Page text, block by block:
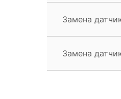
Замена
Замена